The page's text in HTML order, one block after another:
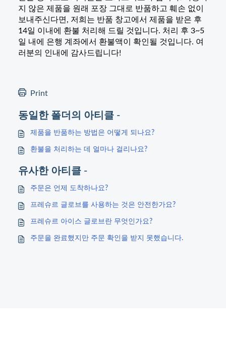
지 않은 제품을 원래 포장 그대로 반품하고 훼손 없이
보내주신다면, 저희는 반품 창고에서 제품을 받은 후
14일 이내에 환불 처리해 드릴 것입니다. 처리 후 3~5
일 내에 은행 계좌에서 환불액이 확인될 것입니다. 여
러분의 인내에 감사드립니다!
Print
동일한 폴더의 아티클 -
제품을 반품하는 방법은 어떻게 되나요?
환불을 처리하는 데 얼마나 걸리나요?
유사한 아티클 -
주문은 언제 도착하나요?
프레슈르 글로브를 사용하는 것은 안전한가요?
프레슈르 아이스 글로브란 무엇인가요?
주문을 완료했지만 주문 확인을 받지 못했습니다.